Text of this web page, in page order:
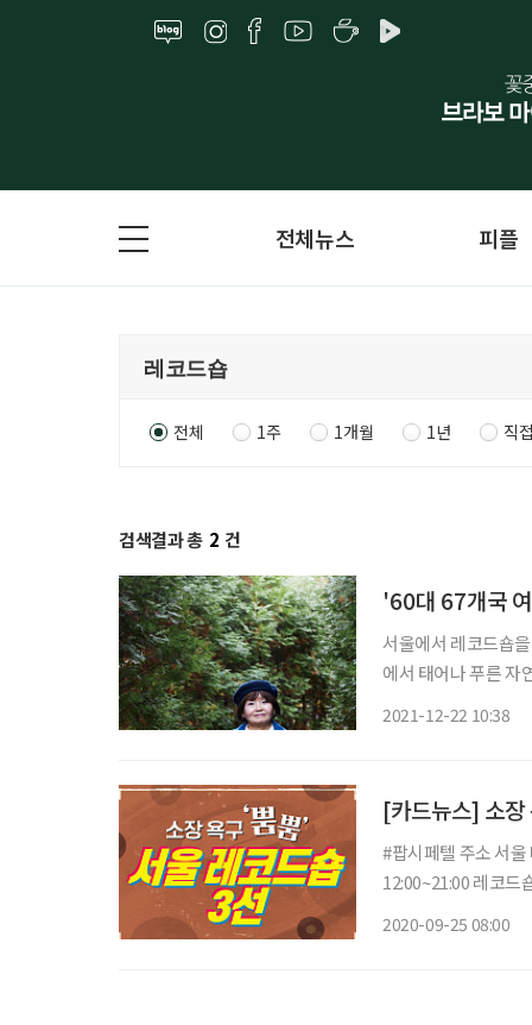
전체뉴스 피플
전체 1주 1개월 1년 직
검색결과 총 2 건
'60대 67개국
서울에서 레코드숍
에서 태어나 푸른 자
2021-12-22 10:38
[카드뉴스] 소장
#팝시페텔 주소 서울 마포구 월드컵북로4길 44-7 한솔빌딩 102호 영업시간 매일
12:00~21:00 레코드
2020-09-25 08:00